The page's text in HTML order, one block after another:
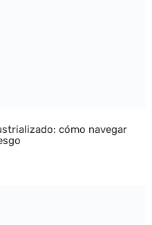
cómo navegar